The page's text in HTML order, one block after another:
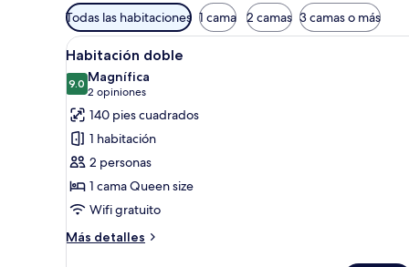
Filtros
disponibles
para
las
habitaciones
Todas las habitaciones 1 cama 2 camas 3 camas o más
Abrir
todas
las
fotos
de
Habitación
doble
Una habitación de hotel con
4
Habitación doble
9.09.0 de 10
Magnífica
2 opiniones
(2
opiniones)
140 pies cuadrados
1 habitación
2 personas
1 cama Queen size
Wifi gratuito
Más detalles
Más